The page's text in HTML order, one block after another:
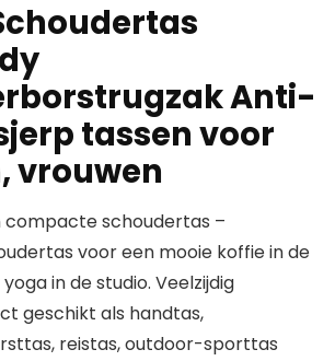
Anti-
tassen voor
vrouwen
compacte schoudertas –
voor een mooie koffie in de
in de studio. Veelzijdig
geschikt als handtas,
reistas, outdoor-sporttas